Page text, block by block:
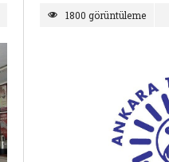
1800 görüntüleme